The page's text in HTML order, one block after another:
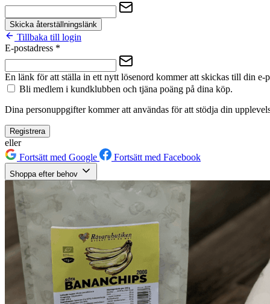
Skicka återställningslänk
Tillbaka till login
E-postadress *
En länk för att ställa in ett nytt lösenord kommer att skickas till din e-
Bli medlem i kundklubben och tjäna poäng på dina köp.
Dina personuppgifter kommer att användas för att stödja din
Registrera
eller
Fortsätt med Google
Fortsätt med Facebook
Shoppa efter behov